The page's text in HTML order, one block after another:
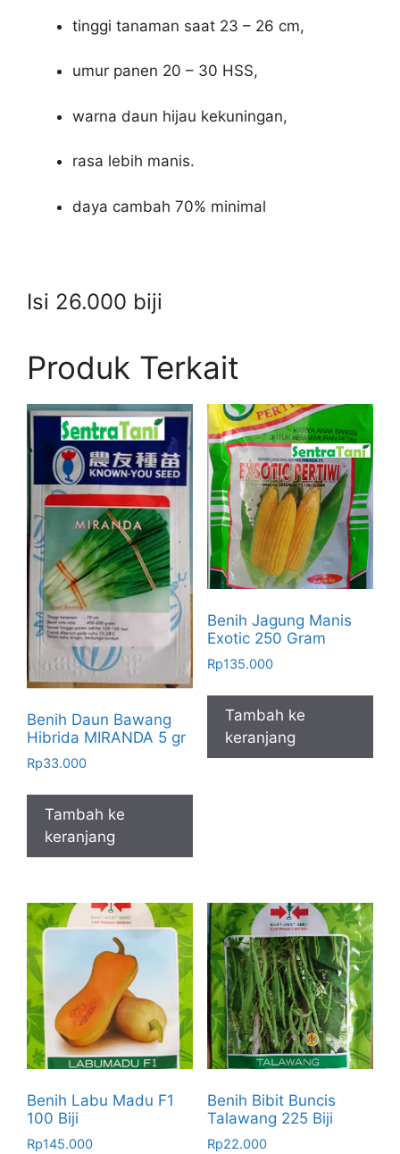
tinggi tanaman saat 23 – 26 cm,
umur panen 20 – 30 HSS,
warna daun hijau kekuningan,
rasa lebih manis.
daya cambah 70% minimal
Isi 26.000 biji
Produk Terkait
Benih Daun Bawang
Hibrida MIRANDA 5 gr
Rp33.000
Tambah ke
keranjang
Benih Jagung Manis
Exotic 250 Gram
Rp135.000
Tambah ke
keranjang
Benih Labu Madu F1
100 Biji
Rp145.000
Benih Bibit Buncis
Talawang 225 Biji
Rp22.000